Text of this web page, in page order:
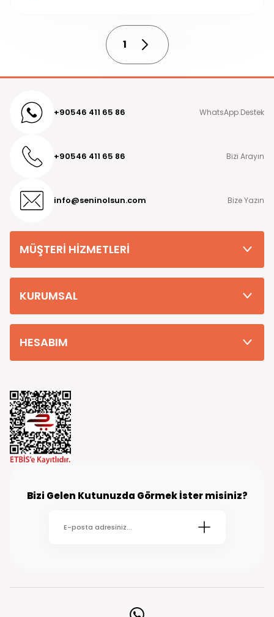
1
+90546 411 65 86 WhatsApp Destek
+90546 411 65 86 Bizi Arayın
info@seninolsun.com Bize Yazın
MÜŞTERİ HİZMETLERİ
KURUMSAL
HESABIM
Bizi Gelen Kutunuzda Görmek İster misiniz?